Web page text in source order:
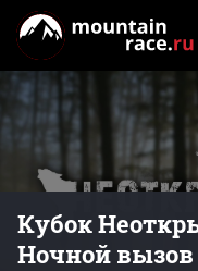
Кубок
Ночной вызов